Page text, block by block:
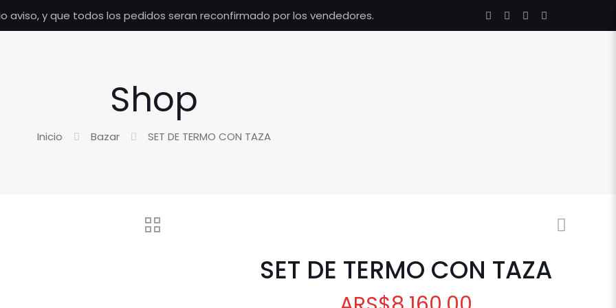
aviso, y que todos los pedidos seran reconfirmado por los vendedores.
Shop
Inicio Bazar SET DE TERMO CON TAZA
SET DE TERMO CON TAZA